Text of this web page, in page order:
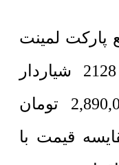
پارکت لمینت
گرین لایف کد 2128 شیاردار
تومان
قیمت با